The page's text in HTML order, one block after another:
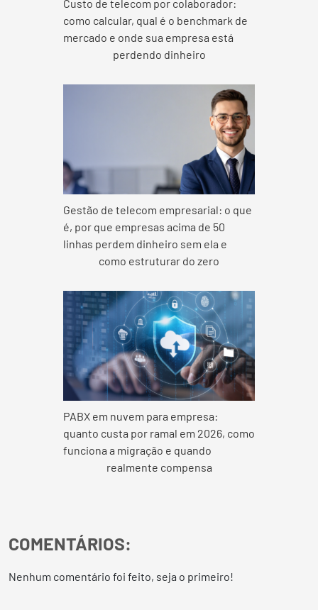
Custo de telecom por colaborador:
como calcular, qual é o benchmark de
mercado e onde sua empresa está
perdendo dinheiro
Gestão de telecom empresarial: o que
é, por que empresas acima de 50
linhas perdem dinheiro sem ela e
como estruturar do zero
PABX em nuvem para empresa:
quanto custa por ramal em 2026, como
funciona a migração e quando
realmente compensa
COMENTÁRIOS:
Nenhum comentário foi feito, seja o primeiro!